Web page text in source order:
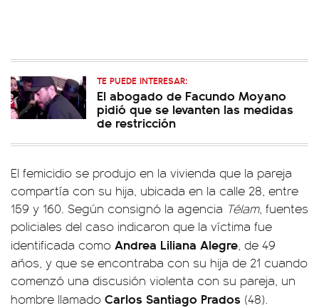
TE PUEDE INTERESAR:
El abogado de Facundo Moyano
pidió que se levanten las medidas
de restricción
El femicidio se produjo en la vivienda que la pareja
compartía con su hija, ubicada en la calle 28, entre
159 y 160. Según consignó la agencia Télam, fuentes
policiales del caso indicaron que la víctima fue
identificada como Andrea Liliana Alegre, de 49
años, y que se encontraba con su hija de 21 cuando
comenzó una discusión violenta con su pareja, un
hombre llamado Carlos Santiago Prados (48).